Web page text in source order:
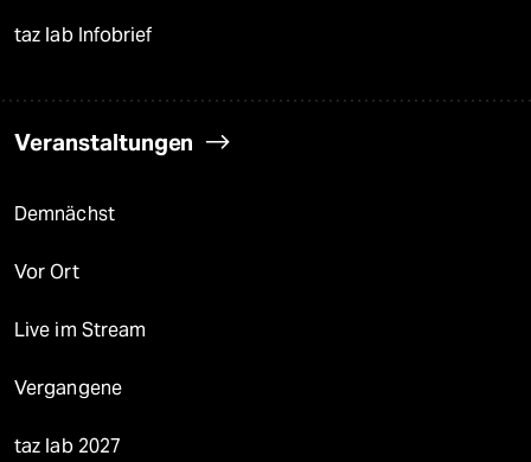
taz lab Infobrief
Veranstaltungen
Demnächst
Vor Ort
Live im Stream
Vergangene
taz lab 2027